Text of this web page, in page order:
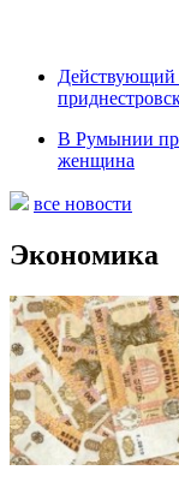
Действующий
В Румынии
женщина
все новости
Экономика